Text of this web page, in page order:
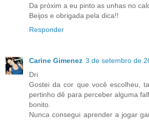
Da próxim a eu pinto as unhas no
Beijos e obrigada pela dica!!
Responder
Carine Gimenez 3 de setembro de
Dri
Gostei da cor que você escolheu,
pertinho dê para perceber alguma
bonito.
Nunca consegui aprender a jogar